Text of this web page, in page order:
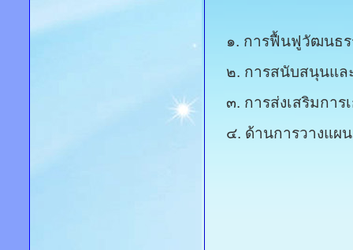
๑. การฟื้นฟูวัฒนธร
๒. การสนับสนุนแล
๓. การส่งเสริมการ
๔. ด้านการวางแผน